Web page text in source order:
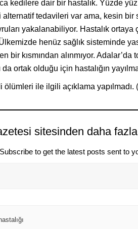
kedilere dair bir hastalık. Yüzde
alternatif tedavileri var ama, kesin
yakalanabiliyor. Hastalık ortaya
henüz sağlık sisteminde
bir kısmından alınmıyor.
ortak olduğu için hastalığın
ile ilgili açıklama yapılmadı.
sitesinden daha
Subscribe to get the latest posts sent to